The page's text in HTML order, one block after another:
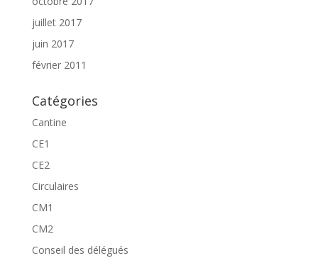
juillet 2017
juin 2017
février 2011
Catégories
Cantine
CE1
CE2
Circulaires
CM1
CM2
Conseil des délégués